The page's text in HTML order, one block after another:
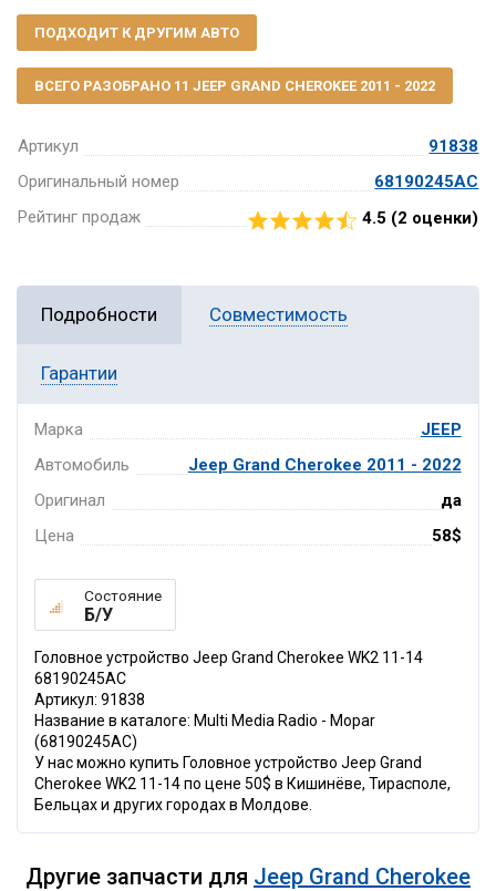
Артикул
91838
Оригинальный номер
68190245AC
Рейтинг продаж
4.5 (2 оценки)
ПОДХОДИТ К ДРУГИМ АВТО
ВСЕГО РАЗОБРАНО 11 JEEP GRAND CHEROKEE 2011 - 2022
Подробности Совместимость
Гарантии
Марка
JEEP
Автомобиль
Jeep Grand Cherokee 2011 - 2022
Оригинал
да
Цена
58$
Состояние
Б/У
Головное устройство Jeep Grand Cherokee WK2 11-14
68190245AC
Артикул: 91838
Название в каталоге: Multi Media Radio - Mopar
(68190245AC)
У нас можно купить Головное устройство Jeep Grand
Cherokee WK2 11-14 по цене 50$ в Кишинёве, Тирасполе,
Бельцах и других городах в Молдове.
Другие запчасти для Jeep Grand Cherokee